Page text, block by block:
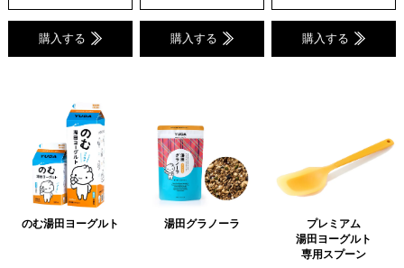
購入する 購入する 購入する
のむ湯田ヨーグルト 湯田グラノーラ
プレミアム
湯田ヨーグルト
専用スプーン